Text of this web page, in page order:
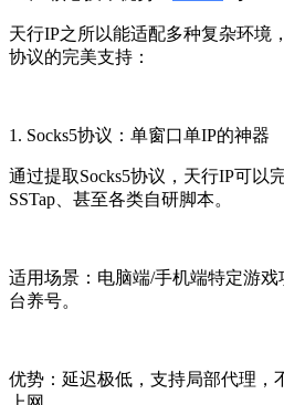
天行IP之所以能适配多种复杂环境
协议的完美支持：
1. Socks5协议：单窗口单IP的神器
通过提取Socks5协议，天行IP可以
SSTap、甚至各类自研脚本。
适用场景：电脑端/手机端特定游
台养号。
优势：延迟极低，支持局部代理，